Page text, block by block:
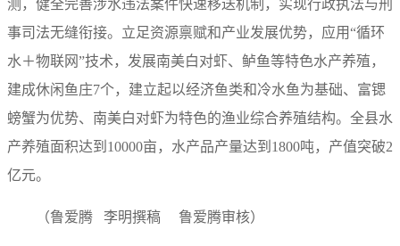
测，健全完善涉水违法案件快速移送机制，实现行政执法与刑
事司法无缝衔接。立足资源禀赋和产业发展优势，应用“循环
水＋物联网”技术，发展南美白对虾、鲈鱼等特色水产养殖，
建成休闲鱼庄7个，建立起以经济鱼类和冷水鱼为基础、富锶
螃蟹为优势、南美白对虾为特色的渔业综合养殖结构。全县水
产养殖面积达到10000亩，水产品产量达到1800吨，产值突破2
亿元。
（鲁爱腾 李明撰稿 鲁爱腾审核）